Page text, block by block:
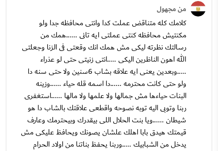
من مجهول
كلامك كله متناقض عملت كدا وانتى محافظه جدا ولو
مكنتيش محافظه كنتى عملتى ايه تانى ......همك من
رسالتك نظرته ليكى مش همك انك وقعتى فى الزنا وجعلتى
الله اهون الناظرين اليكى .....انتى زنيتى حتى لو عذراء
.....وبعدين يعنى ايه علاقه بشاب 6سنين ولا حتى سنه دا
ولو حتى كانت محترمه ......دا اسمه قله حياء ......وزينه
البنات حياءها مش جمالها ولا علمها ولا مالها ......استغفرى
ربنا وتوبى اليه توبه نصوحه واقطعى علاقتك بالشاب دا هو
شيطان ......ويا بنت الحلال اللى بيقدرك وبيحترمك وعارف
قيمتك هيدق بابا اهلك علشان يصونك ويحافظ عليكى مش
يدخل من الشبابيك .....وربنا يحفظ بناتنا من اولاد الحرام